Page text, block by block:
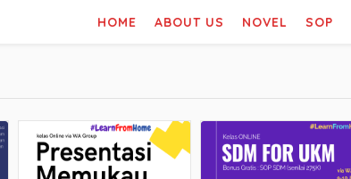
HOME ABOUT US NOVEL SOP